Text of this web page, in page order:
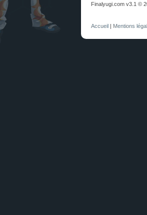
Finalyugi.com v3.1 ©
Accueil | Mentions